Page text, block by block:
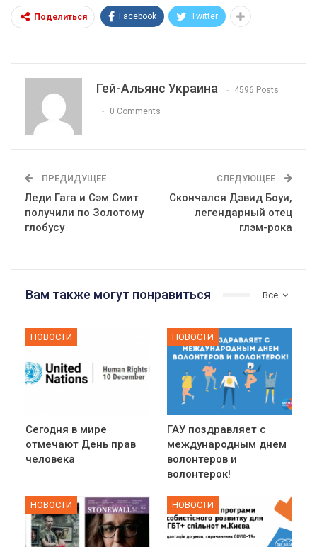
Поделиться Facebook Twitter
Гей-Альянс Украина 4596 Posts
0 Comments
ПРЕДИДУЩЕЕ
Леди Гага и Сэм Смит
получили по Золотому
глобусу
СЛЕДУЮЩЕЕ
Скончался Дэвид Боуи,
легендарный отец
глэм-рока
Все
Вам также могут понравиться
НОВОСТИ
Сегодня в мире
отмечают День прав
человека
НОВОСТИ
ГАУ поздравляет с
международным днем
волонтеров и
волонтерок!
НОВОСТИ НОВОСТИ